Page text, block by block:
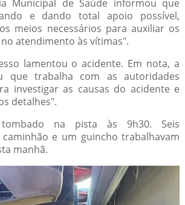
Municipal de Saúde informou que
e dando total apoio possível,
meios necessários para auxiliar os
atendimento às vítimas".
lamentou o acidente. Em nota, a
que trabalha com as autoridades
investigar as causas do acidente e
detalhes".
tombado na pista às 9h30. Seis
e um guincho trabalhavam
manhã.